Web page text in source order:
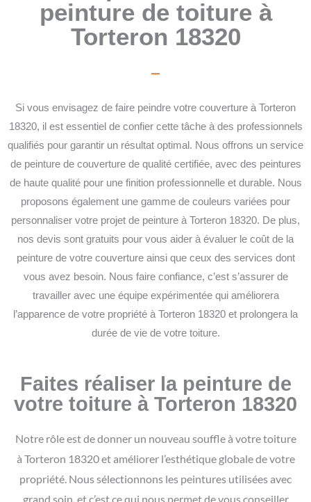
peinture de toiture à
Torteron 18320
Si vous envisagez de faire peindre votre couverture à Torteron
18320, il est essentiel de confier cette tâche à des professionnels
qualifiés pour garantir un résultat optimal. Nous offrons un service
de peinture de couverture de qualité certifiée, avec des peintures
de haute qualité pour une finition professionnelle et durable. Nous
proposons également une gamme de couleurs variées pour
personnaliser votre projet de peinture à Torteron 18320. De plus,
nos devis sont gratuits pour vous aider à évaluer le coût de la
peinture de votre couverture ainsi que ceux des services dont
vous avez besoin. Nous faire confiance, c’est s’assurer de
travailler avec une équipe expérimentée qui améliorera
l’apparence de votre propriété à Torteron 18320 et prolongera la
durée de vie de votre toiture.
Faites réaliser la peinture de
votre toiture à Torteron 18320
Notre rôle est de donner un nouveau souffle à votre toiture
à Torteron 18320 et améliorer l’esthétique globale de votre
propriété. Nous sélectionnons les peintures utilisées avec
grand soin, et c’est ce qui nous permet de vous conseiller